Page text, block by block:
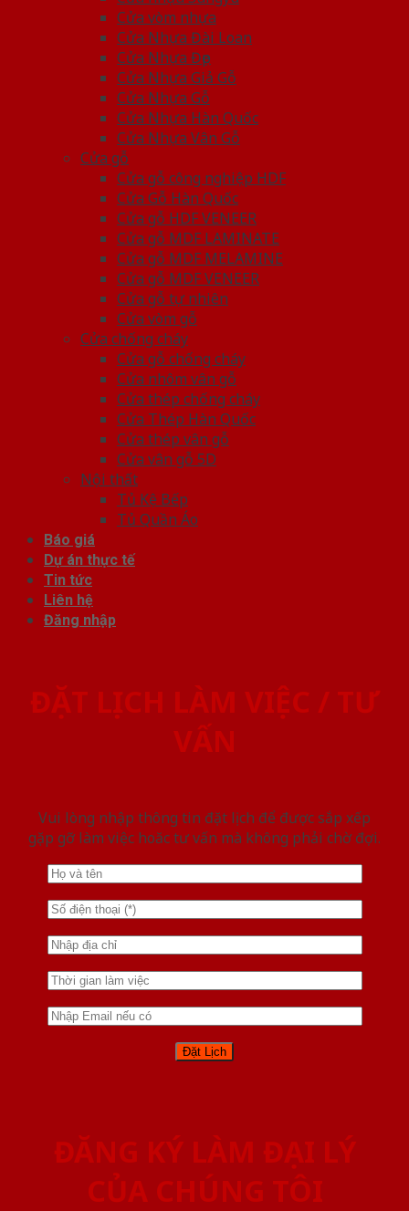
Cửa vòm nhựa
Cửa Nhựa Đài Loan
Cửa Nhựa Đẹp
Cửa Nhựa Giả Gỗ
Cửa Nhựa Gỗ
Cửa Nhựa Hàn Quốc
Cửa Nhựa Vân Gỗ
Cửa gỗ
Cửa gỗ công nghiệp HDF
Cửa Gỗ Hàn Quốc
Cửa gỗ HDF VENEER
Cửa gỗ MDF LAMINATE
Cửa gỗ MDF MELAMINE
Cửa gỗ MDF VENEER
Cửa gỗ tự nhiên
Cửa vòm gỗ
Cửa chống cháy
Cửa gỗ chống cháy
Cửa nhôm vân gỗ
Cửa thép chống cháy
Cửa Thép Hàn Quốc
Cửa thép vân gỗ
Cửa vân gỗ 5D
Nội thất
Tủ Kệ Bếp
Tủ Quần Áo
Báo giá
Dự án thực tế
Tin tức
Liên hệ
Đăng nhập
ĐẶT LỊCH LÀM VIỆC / TƯ
VẤN
Vui lòng nhập thông tin đặt lịch để được sắp xếp
gặp gỡ làm việc hoăc tư vấn mà không phải chờ đợi.
ĐĂNG KÝ LÀM ĐẠI LÝ
CỦA CHÚNG TÔI